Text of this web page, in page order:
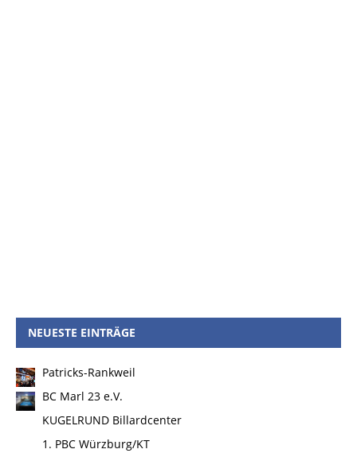
NEUESTE EINTRÄGE
Patricks-Rankweil
BC Marl 23 e.V.
KUGELRUND Billardcenter
1. PBC Würzburg/KT